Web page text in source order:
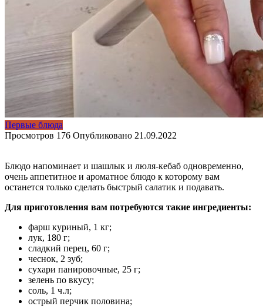
Первые блюда
Просмотров 176 Опубликовано 21.09.2022
Блюдо напоминает и шашлык и люля-кебаб одновременно,
очень аппетитное и ароматное блюдо к которому вам
останется только сделать быстрый салатик и подавать.
Для приготовления вам потребуются такие ингредиенты:
фарш куриный, 1 кг;
лук, 180 г;
сладкий перец, 60 г;
чеснок, 2 зуб;
сухари панировочные, 25 г;
зелень по вкусу;
соль, 1 ч.л;
острый перчик половина;